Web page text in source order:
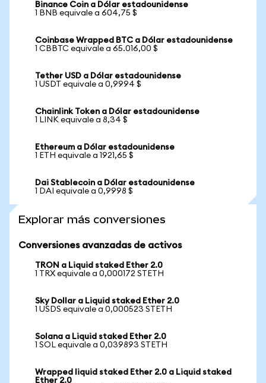
Binance Coin a Dólar estadounidense
1 BNB equivale a 604,75 $
Coinbase Wrapped BTC a Dólar estadounidense
1 CBBTC equivale a 65.016,00 $
Tether USD a Dólar estadounidense
1 USDT equivale a 0,9994 $
Chainlink Token a Dólar estadounidense
1 LINK equivale a 8,34 $
Ethereum a Dólar estadounidense
1 ETH equivale a 1921,65 $
Dai Stablecoin a Dólar estadounidense
1 DAI equivale a 0,9998 $
Explorar más conversiones
Conversiones avanzadas de activos
TRON a Liquid staked Ether 2.0
1 TRX equivale a 0,000172 STETH
Sky Dollar a Liquid staked Ether 2.0
1 USDS equivale a 0,000523 STETH
Solana a Liquid staked Ether 2.0
1 SOL equivale a 0,039893 STETH
Wrapped liquid staked Ether 2.0 a Liquid staked
Ether 2.0